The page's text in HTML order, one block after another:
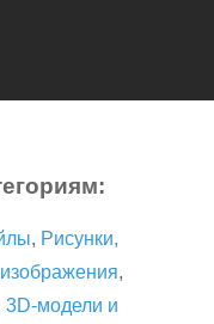
, Рисунки,
,
3D-модели и